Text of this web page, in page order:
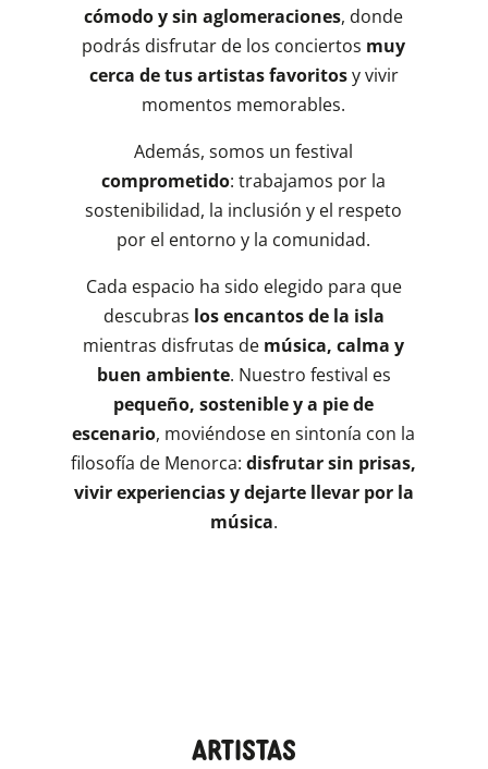
cómodo y sin aglomeraciones, donde
podrás disfrutar de los conciertos muy
cerca de tus artistas favoritosy vivir
momentos memorables.
Además, somos un festival
comprometido: trabajamos por la
sostenibilidad, la inclusión y el respeto
por el entorno y la comunidad.
Cada espacio ha sido elegido para que
descubras los encantos de la isla
mientras disfrutas de música, calma y
buen ambiente. Nuestro festival es
pequeño, sostenible y a pie de
escenario, moviéndose en sintonía con la
filosofía de Menorca:disfrutar sin prisas,
vivir experiencias y dejarte llevar por la
música.
Artistas